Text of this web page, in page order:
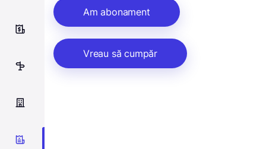
0
Am abonament
Vreau să cumpăr